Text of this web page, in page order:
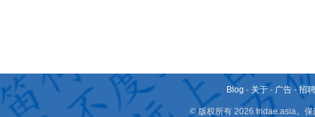
Blog - 关于 - 广告 -招
© 版权所有 2026 fridae.asia。